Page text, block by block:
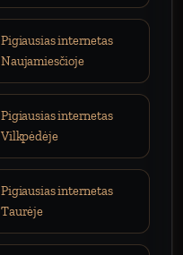
Pigiausias internetas
Naujamiesčioje
Pigiausias internetas
Vilkpėdėje
Pigiausias internetas
Taurėje